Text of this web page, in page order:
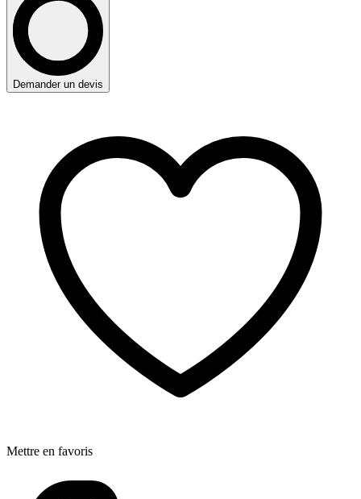
Demander un devis
Mettre en favoris